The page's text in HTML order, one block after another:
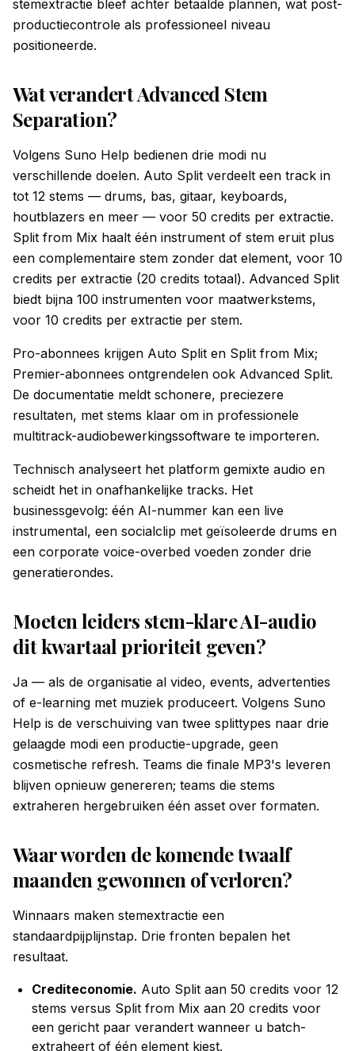
stemextractie bleef achter betaalde plannen, wat post-
productiecontrole als professioneel niveau
positioneerde.
Wat verandert Advanced Stem
Separation?
Volgens Suno Help bedienen drie modi nu
verschillende doelen. Auto Split verdeelt een track in
tot 12 stems — drums, bas, gitaar, keyboards,
houtblazers en meer — voor 50 credits per extractie.
Split from Mix haalt één instrument of stem eruit plus
een complementaire stem zonder dat element, voor 10
credits per extractie (20 credits totaal). Advanced Split
biedt bijna 100 instrumenten voor maatwerkstems,
voor 10 credits per extractie per stem.
Pro-abonnees krijgen Auto Split en Split from Mix;
Premier-abonnees ontgrendelen ook Advanced Split.
De documentatie meldt schonere, preciezere
resultaten, met stems klaar om in professionele
multitrack-audiobewerkingssoftware te importeren.
Technisch analyseert het platform gemixte audio en
scheidt het in onafhankelijke tracks. Het
businessgevolg: één AI-nummer kan een live
instrumental, een socialclip met geïsoleerde drums en
een corporate voice-overbed voeden zonder drie
generatierondes.
Moeten leiders stem-klare AI-audio
dit kwartaal prioriteit geven?
Ja — als de organisatie al video, events, advertenties
of e-learning met muziek produceert. Volgens Suno
Help is de verschuiving van twee splittypes naar drie
gelaagde modi een productie-upgrade, geen
cosmetische refresh. Teams die finale MP3's leveren
blijven opnieuw genereren; teams die stems
extraheren hergebruiken één asset over formaten.
Waar worden de komende twaalf
maanden gewonnen of verloren?
Winnaars maken stemextractie een
standaardpijplijnstap. Drie fronten bepalen het
resultaat.
Crediteconomie. Auto Split aan 50 credits voor 12
stems versus Split from Mix aan 20 credits voor
een gericht paar verandert wanneer u batch-
extraheert of één element kiest.